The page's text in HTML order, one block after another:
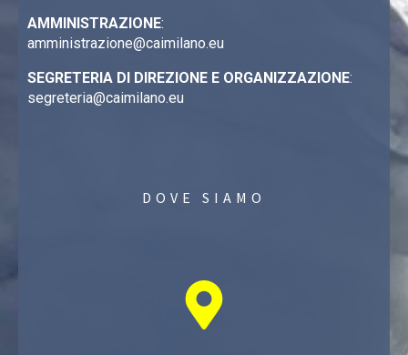
AMMINISTRAZIONE:
amministrazione@caimilano.eu
SEGRETERIA DI DIREZIONE E ORGANIZZAZIONE:
segreteria@caimilano.eu
DOVE SIAMO